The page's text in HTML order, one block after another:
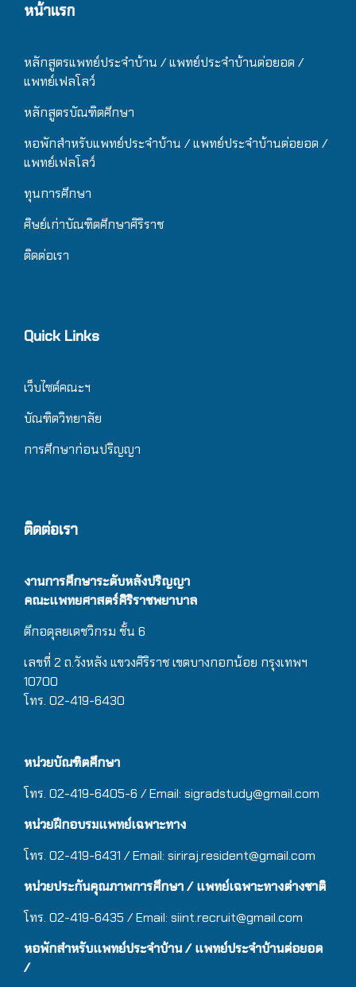
หน้าแรก
หลักสูตรแพทย์ประจำบ้าน / แพทย์ประจำบ้านต่อยอด /
แพทย์เฟลโลว์
หลักสูตรบัณฑิตศึกษา
หอพักสำหรับแพทย์ประจำบ้าน / แพทย์ประจำบ้านต่อยอด /
แพทย์เฟลโลว์
ทุนการศึกษา
ศิษย์เก่าบัณฑิตศึกษาศิริราช
ติดต่อเรา
Quick Links
เว็บไซต์คณะฯ
บัณฑิตวิทยาลัย
การศึกษาก่อนปริญญา
ติดต่อเรา
งานการศึกษาระดับหลังปริญญา
คณะแพทยศาสตร์ศิริราชพยาบาล
ตึกอดุลยเดชวิกรม ชั้น 6
เลขที่ 2 ถ.วังหลัง แขวงศิริราช เขตบางกอกน้อย กรุงเทพฯ
10700
โทร. 02-419-6430
หน่วยบัณฑิตศึกษา
โทร. 02-419-6405-6 / Email: sigradstudy@gmail.com
หน่วยฝึกอบรมแพทย์เฉพาะทาง
โทร. 02-419-6431 / Email: siriraj.resident@gmail.com
หน่วยประกันคุณภาพการศึกษา / แพทย์เฉพาะทางต่างชาติ
โทร. 02-419-6435 / Email: siint.recruit@gmail.com
หอพักสำหรับแพทย์ประจำบ้าน/ แพทย์ประจำบ้านต่อยอด
/